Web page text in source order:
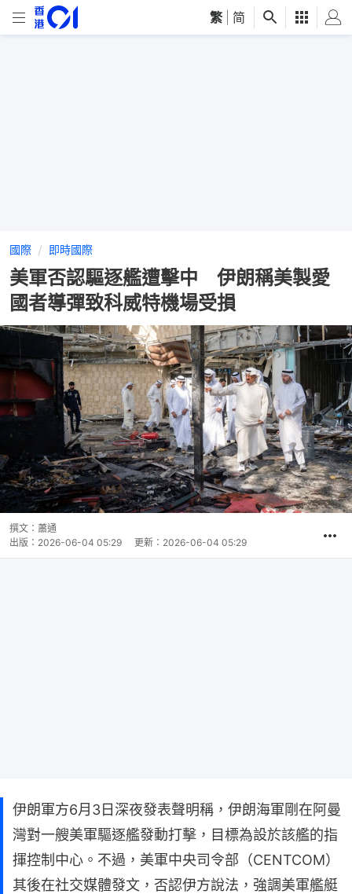
繁 简
國際 即時國際
美軍否認驅逐艦遭擊中 伊朗稱美製愛
國者導彈致科威特機場受損
撰文： 蕭通
出版： 2026-06-04 05:29 更新： 2026-06-04 05:29
伊朗軍方6月3日深夜發表聲明稱，伊朗海軍剛在阿曼
灣對一艘美軍驅逐艦發動打擊，目標為設於該艦的指
揮控制中心。不過，美軍中央司令部（CENTCOM）
其後在社交媒體發文，否認伊方說法，強調美軍艦艇